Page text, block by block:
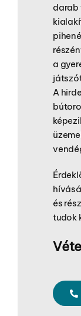
darab
a
A
és
tudok